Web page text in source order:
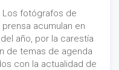
Los fotógrafos de
prensa acumulan en
año, por la carestía
de temas de agenda
con la actualidad de